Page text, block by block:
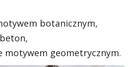
botanicznym,
motywem geometrycznym.